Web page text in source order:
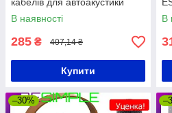
В наявності
285 ₴ 407,14 ₴
Купити
В
–30%